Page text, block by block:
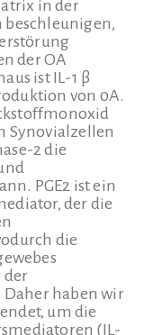
in der
beschleunigen,
der OA
ist IL-1 β
von 0A.
Synovialzellen
2 die
PGE2 ist ein
der die
die
der
haben wir
um die
(IL-